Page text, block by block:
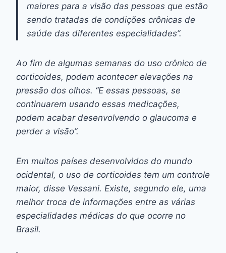
maiores para a visão das pessoas que estão
sendo tratadas de condições crônicas de
saúde das diferentes especialidades”.
Ao fim de algumas semanas do uso crônico de
corticoides, podem acontecer elevações na
pressão dos olhos. “E essas pessoas, se
continuarem usando essas medicações,
podem acabar desenvolvendo o glaucoma e
perder a visão”.
Em muitos países desenvolvidos do mundo
ocidental, o uso de corticoides tem um controle
maior, disse Vessani. Existe, segundo ele, uma
melhor troca de informações entre as várias
especialidades médicas do que ocorre no
Brasil.